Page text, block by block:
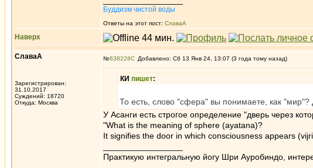
Буддизм чистой воды
Ответы на этот пост: СлаваА
Наверх
СлаваА
Зарегистрирован:
31.10.2017
Суждений: 18720
Откуда: Москва
№638228 Добавлено: Сб 13 Янв 24, 13:07 (3 года тому назад)
КИ пишет:
То есть, слово "сфера" вы понимаете, как
У Асанги есть строгое определение "дверь через
"What is the meaning of sphere (ayatana)?
It signifies the door in which consciousness appears
Практикую интегральную йогу Шри Ауробиндо,